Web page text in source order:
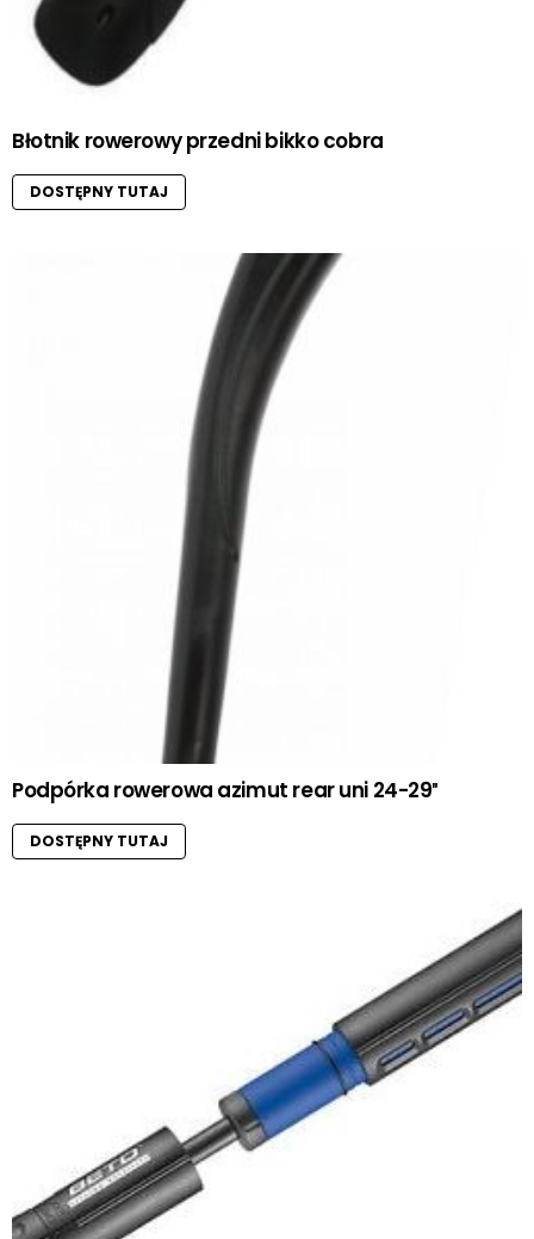
Błotnik rowerowy przedni bikko cobra
DOSTĘPNY TUTAJ
Podpórka rowerowa azimut rear uni 24-29″
DOSTĘPNY TUTAJ